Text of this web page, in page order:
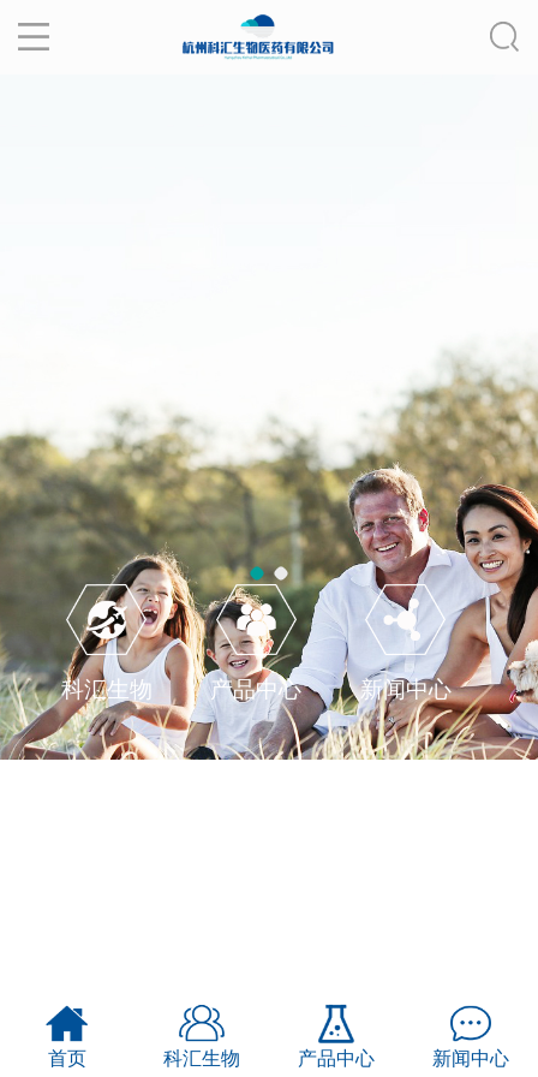
首页 科汇生物 产品中心 新闻中心
科汇生物 产品中心 新闻中心